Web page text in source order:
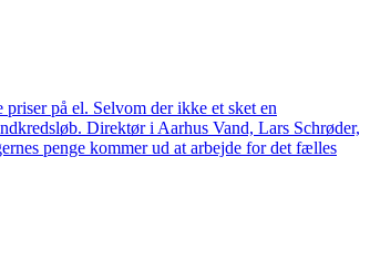
på el. Selvom der ikke et sket en
Direktør i Aarhus Vand, Lars Schrøder,
penge kommer ud at arbejde for det fælles